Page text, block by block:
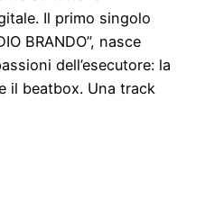
Il primo singolo
BRANDO”, nasce
dell’esecutore: la
il beatbox. Una track